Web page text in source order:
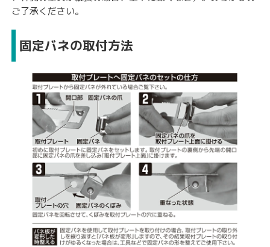
ご了承ください。
固定バネの取付方法